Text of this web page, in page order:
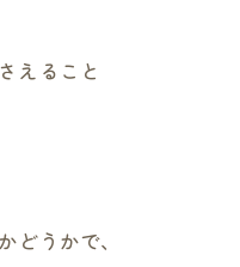
えること
うかで、